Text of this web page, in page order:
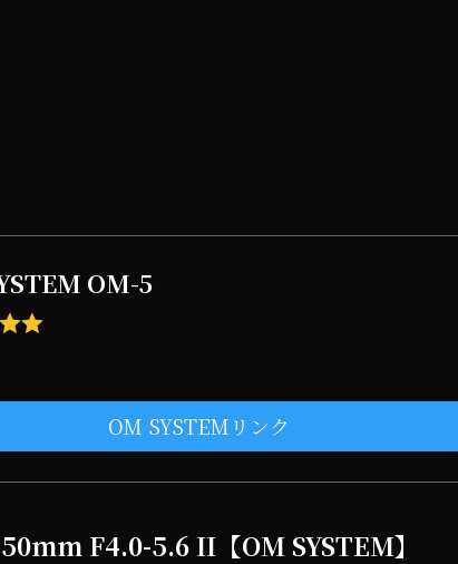
OM-5
OM SYSTEMリンク
F4.0-5.6 II【OM SYSTEM】